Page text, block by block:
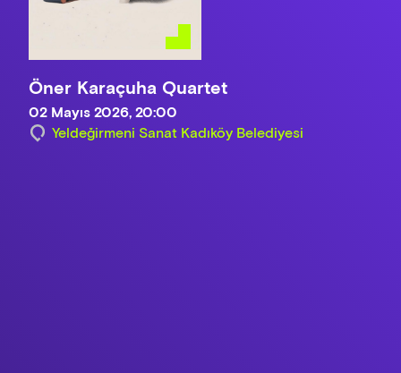
Öner Karaçuha Quartet
02 Mayıs 2026, 20:00
Yeldeğirmeni Sanat Kadıköy Belediyesi